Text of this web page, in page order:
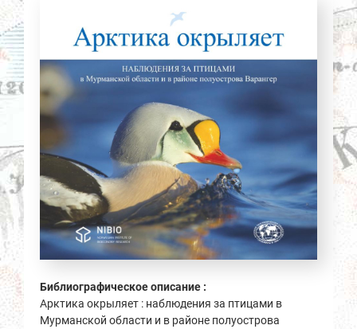
Партнеры
Библиографическое описание :
Арктика окрыляет : наблюдения за птицами в
Мурманской области и в районе полуострова